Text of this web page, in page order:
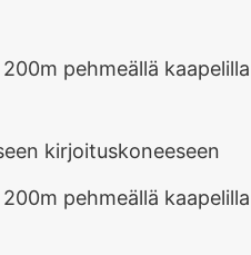
kirjoituskoneeseen